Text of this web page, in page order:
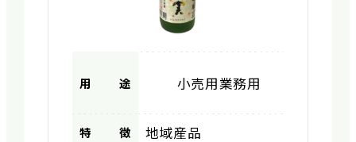
用途 小売用業務用
特徴 地域産品